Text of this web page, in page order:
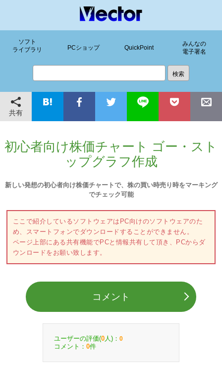
ソフト
ライブラリ
PCショップ QuickPoint
みんなの
電子署名
共有
初心者向け株価チャート ゴー・スト
ップグラフ作成
新しい発想の初心者向け株価チャートで、株の買い時売り時をマーキング
でチェック可能
ここで紹介しているソフトウェアはPC向けのソフトウェアのた
め、スマートフォンでダウンロードすることができません。
ページ上部にある共有機能でPCと情報共有して頂き、PCからダ
ウンロードをお願い致します。
コメント
ユーザーの評価(0 人)： 0
コメント： 0件